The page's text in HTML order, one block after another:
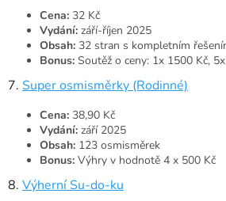
Cena: 32 Kč
Vydání: září-říjen 2025
Obsah: 32 stran s kompletním
Bonus: Soutěž o ceny: 1x 1500 Kč,
7. Super osmisměrky (Rodinné)
Cena: 38,90 Kč
Vydání: září 2025
Obsah: 123 osmisměrek
Bonus: Výhry v hodnotě 4 x 500 Kč
8. Výherní Su-do-ku